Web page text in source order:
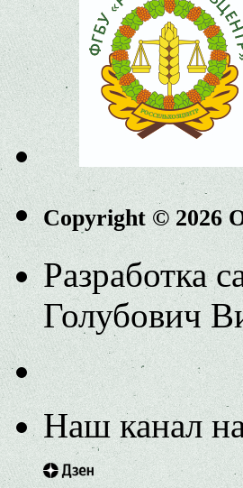
Copyright ©
Разработка
Голубович
Наш канал